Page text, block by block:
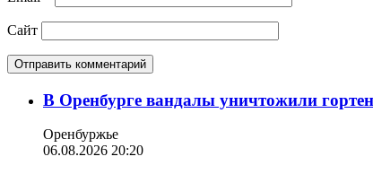
Сайт
В Оренбурге вандалы уничтожили
Оренбуржье
06.08.2026 20:20